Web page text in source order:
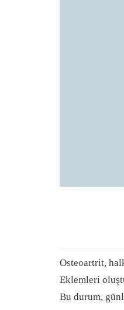
Osteoartrit,
Eklemleri
Bu durum,